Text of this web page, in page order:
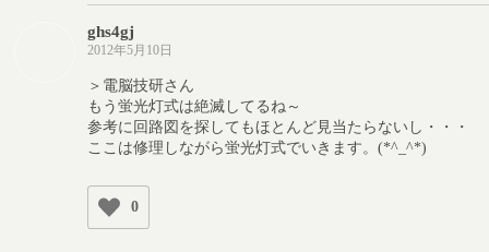
ghs4gj
2012年5月10日
＞電脳技研さん
もう蛍光灯式は絶滅してるね～
参考に回路図を探してもほとんど見当たらないし・・・
ここは修理しながら蛍光灯式でいきます。(*^_^*)
0